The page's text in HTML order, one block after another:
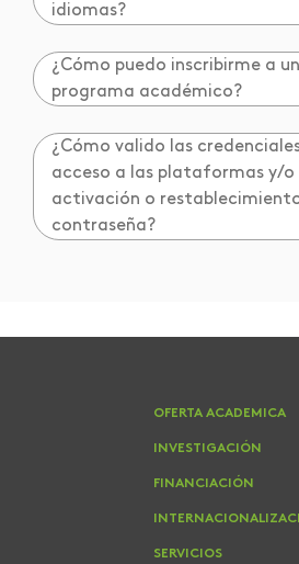
idiomas?
¿Cómo puedo inscribirme a un
programa académico?
¿Cómo valido las
acceso a las plataformas y/o
activación o
contraseña?
OFERTA ACADEMICA
INVESTIGACIÓN
FINANCIACIÓN
SERVICIOS